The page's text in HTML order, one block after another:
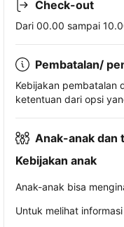
Check-out
Dari 00.00 sampai
Pembatalan/
Kebijakan pembatalan
ketentuan dari opsi
Anak-anak dan
Kebijakan anak
Anak-anak bisa
Untuk melihat